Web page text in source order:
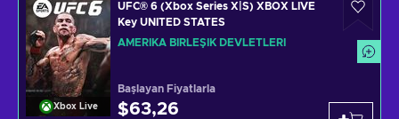
Xbox Live
UFC® 6 (Xbox Series X|S) XBOX LIVE
Key UNITED STATES
AMERIKA BIRLEŞIK DEVLETLERI
Başlayan Fiyatlarla
$63,26